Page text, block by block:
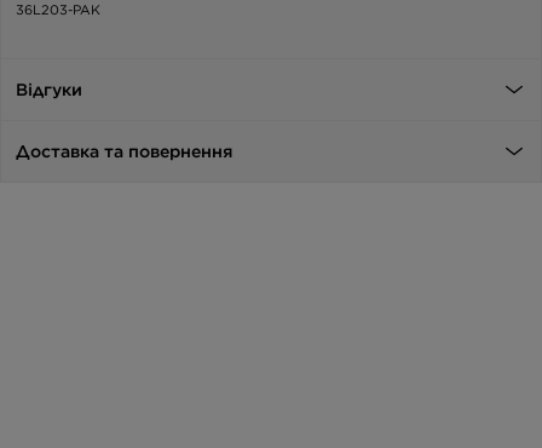
36L203-PAK
Відгуки
Доставка та повернення